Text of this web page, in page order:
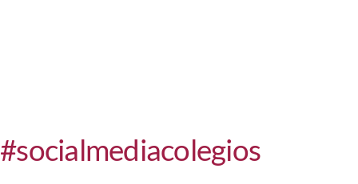
#socialmediacolegios